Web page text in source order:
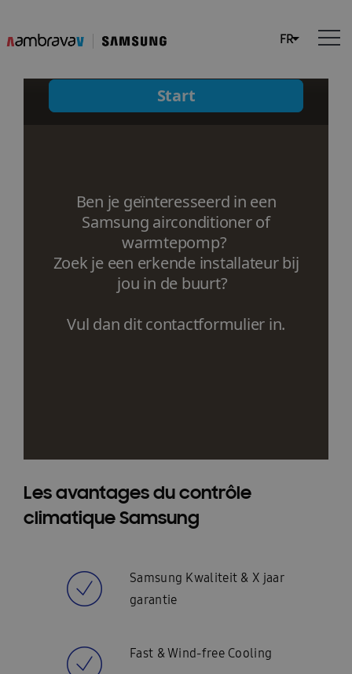
Les avantages du contrôle
climatique Samsung
Samsung Kwaliteit & X jaar
garantie
Fast & Wind-free Cooling